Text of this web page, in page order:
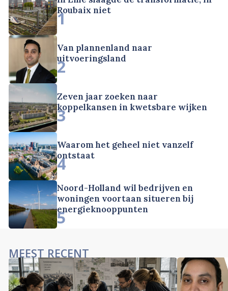
Roubaix niet
1
Van plannenland naar
uitvoeringsland
2
Zeven jaar zoeken naar
koppelkansen in kwetsbare wijken
3
Waarom het geheel niet vanzelf
ontstaat
4
Noord-Holland wil bedrijven en
woningen voortaan situeren bij
energieknooppunten
5
MEEST RECENT